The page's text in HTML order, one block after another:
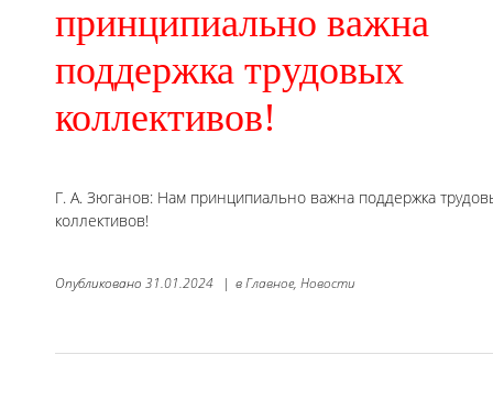
принципиально важна
поддержка трудовых
коллективов!
Г. А. Зюганов: Нам принципиально важна поддержка
коллективов!
Опубликовано 31.01.2024 | вГлавное, Новости